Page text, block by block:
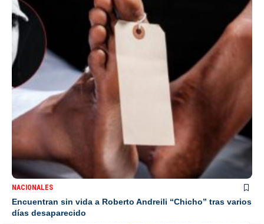
NACIONALES
Encuentran sin vida a Roberto Andreili “Chicho” tras varios
días desaparecido